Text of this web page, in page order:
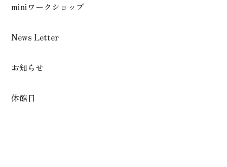
miniワークショップ
News Letter
お知らせ
休館日